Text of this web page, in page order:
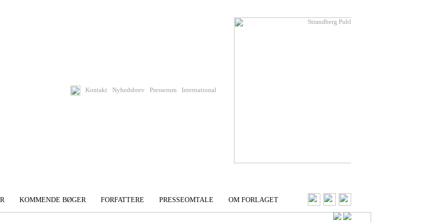
Kontakt Nyhedsbrev Presserum International
KOMMENDE BØGER FORFATTERE PRESSEOMTALE OM FORLAGET